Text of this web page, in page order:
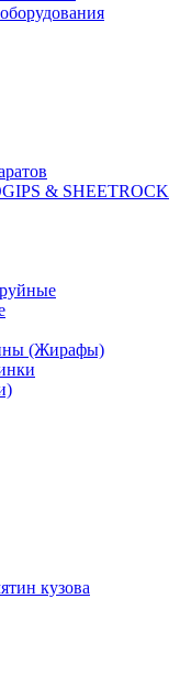
& SHEETROCK
(Жирафы)
кузова